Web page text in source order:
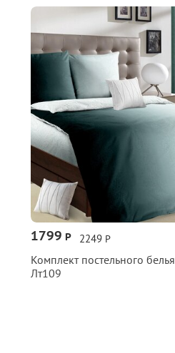
2249 Р
1799 Р
Комплект постельного белья
Лт109